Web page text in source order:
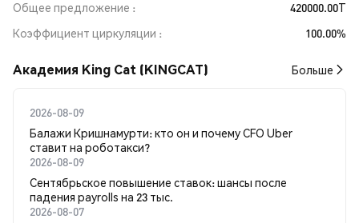
Общее предложение
420000.00T
Коэффициент циркуляции
100.00%
Академия King Cat (KINGCAT) Больше
2026-08-09
Балажи Кришнамурти: кто он и почему CFO Uber
ставит на роботакси?
2026-08-09
Сентябрьское повышение ставок: шансы после
падения payrolls на 23 тыс.
2026-08-07